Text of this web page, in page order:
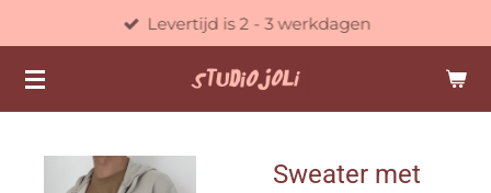
naar
de
Levertijd is 2 - 3 werkdagen
Sweater met